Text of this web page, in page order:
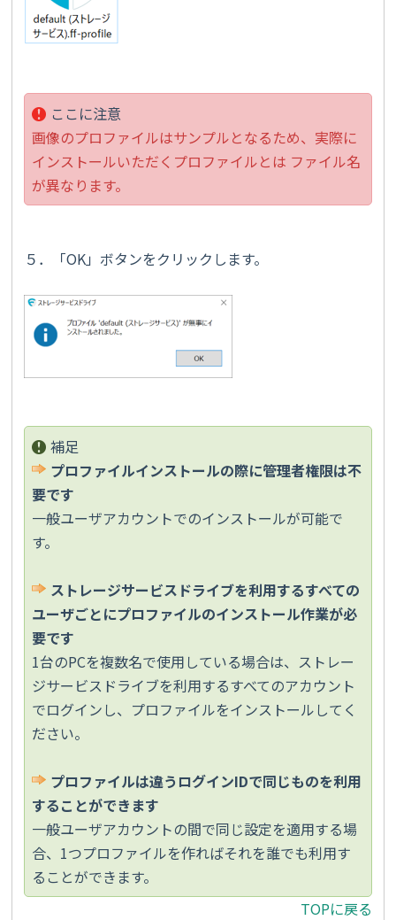
ここに注意
画像のプロファイルはサンプルとなるため、実際に
インストールいただくプロファイルとは ファイル名
が異なります。
５．「OK」ボタンをクリックします。
補足
プロファイルインストールの際に管理者権限は不
要です
一般ユーザアカウントでのインストールが可能で
す。
ストレージサービスドライブを利用するすべての
ユーザごとにプロファイルのインストール作業が必
要です
1台のPCを複数名で使用している場合は、ストレー
ジサービスドライブを利用するすべてのアカウント
でログインし、プロファイルをインストールしてく
ださい。
プロファイルは違うログインIDで同じものを利用
することができます
一般ユーザアカウントの間で同じ設定を適用する場
合、1つプロファイルを作ればそれを誰でも利用す
ることができます。
TOPに戻る